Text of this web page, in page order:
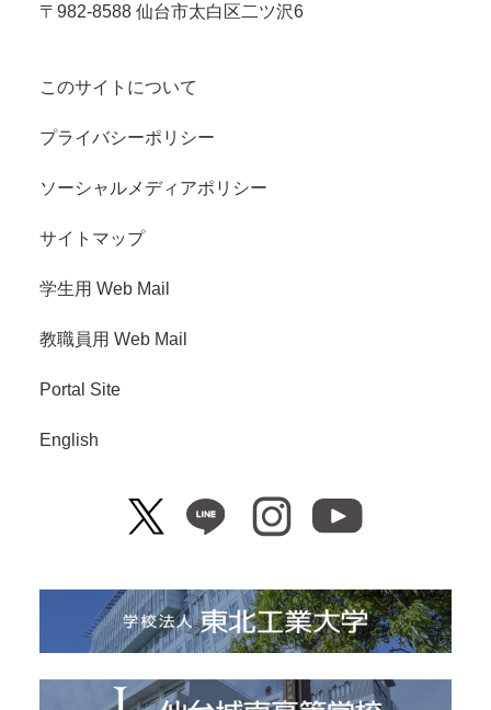
〒982-8588 仙台市太白区二ツ沢6
このサイトについて
プライバシーポリシー
ソーシャルメディアポリシー
サイトマップ
学生用 Web Mail
教職員用 Web Mail
Portal Site
English